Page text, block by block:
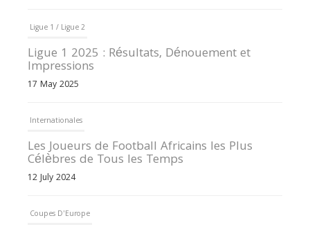
Ligue 1 / Ligue 2
Ligue 1 2025 : Résultats, Dénouement et
Impressions
17 May 2025
Internationales
Les Joueurs de Football Africains les Plus
Célèbres de Tous les Temps
12 July 2024
Coupes D'Europe